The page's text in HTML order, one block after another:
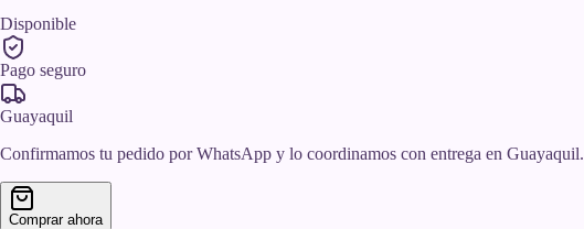
Disponible
Pago seguro
Guayaquil
Confirmamos tu pedido por WhatsApp y lo coordinamos con entrega en Guayaquil.
Comprar ahora